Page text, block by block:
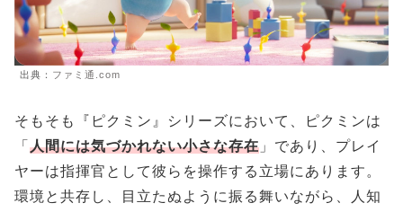
出典： ファミ通.com
そもそも『ピクミン』シリーズにおいて、ピクミンは
「 人間には気づかれない小さな存在 」であり、プレイ
ヤーは指揮官として彼らを操作する立場にあります。
環境と共存し、目立たぬように振る舞いながら、人知